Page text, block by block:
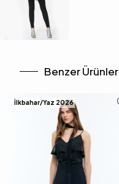
Benzer Ürünler
İlkbahar/Yaz 2026